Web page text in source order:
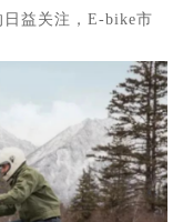
益关注， E-bike市